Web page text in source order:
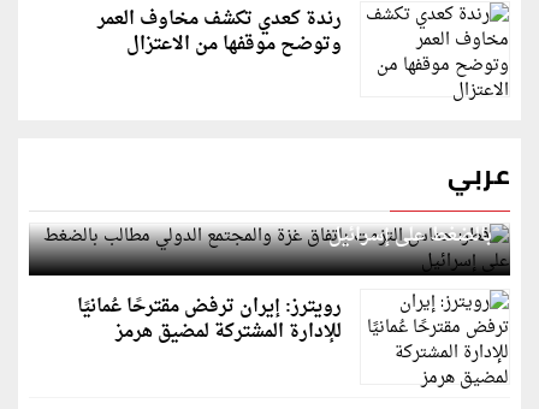
رندة كعدي تكشف مخاوف العمر
وتوضح موقفها من الاعتزال
عربي
قطر: حماس التزمت باتفاق غزة والمجتمع الدولي مطالب
بالضغط على إسرائيل
رويترز: إيران ترفض مقترحًا عُمانيًا
للإدارة المشتركة لمضيق هرمز